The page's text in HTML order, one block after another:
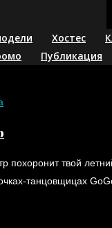
Хостес
Публикация
похоронит твой
танцовщицах